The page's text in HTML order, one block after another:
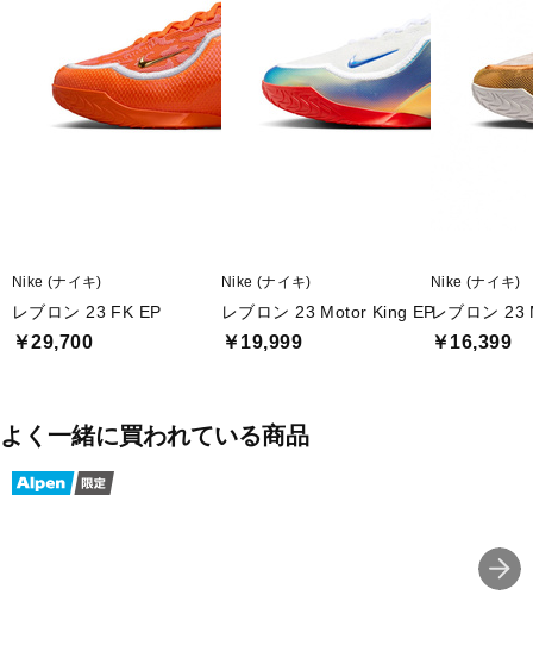
※ブランドやシリーズによっては甲高や幅等小さめに作られている
ことがあります。あくまで目安としてご判断ください。
■メーカー型番：IB9563103
Nike (ナイキ)
レブロン 23 FK EP
￥29,700
Nike (ナイキ)
レブロン 23 Motor King EP
￥19,999
Nike (ナイキ)
レブロン 23
￥16,399
よく一緒に買われている商品